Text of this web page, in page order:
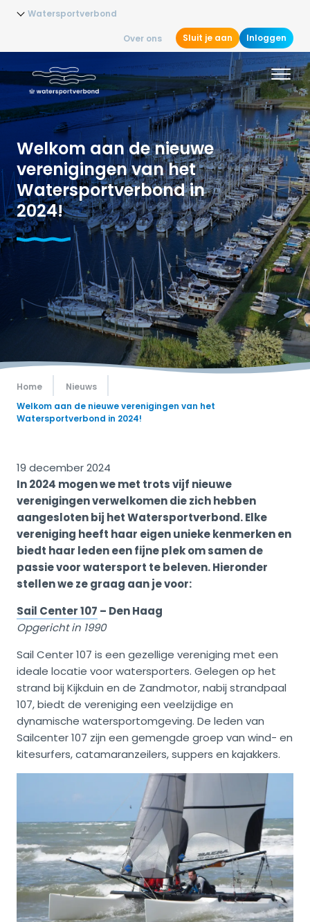
Watersportverbond
Over ons Sluit je aan Inloggen
Welkom aan de nieuwe
verenigingen van het
Watersportverbond in
2024!
Home
Nieuws
Welkom aan de nieuwe verenigingen van het
Watersportverbond in 2024!
19 december 2024
In 2024 mogen we met trots vijf nieuwe
verenigingen verwelkomen die zich hebben
aangesloten bij het Watersportverbond. Elke
vereniging heeft haar eigen unieke kenmerken en
biedt haar leden een fijne plek om samen de
passie voor watersport te beleven. Hieronder
stellen we ze graag aan je voor:
Sail Center 107 – Den Haag
Opgericht in 1990
Sail Center 107 is een gezellige vereniging met een
ideale locatie voor watersporters. Gelegen op het
strand bij Kijkduin en de Zandmotor, nabij strandpaal
107, biedt de vereniging een veelzijdige en
dynamische watersportomgeving. De leden van
Sailcenter 107 zijn een gemengde groep van wind- en
kitesurfers, catamaranzeilers, suppers en kajakkers.